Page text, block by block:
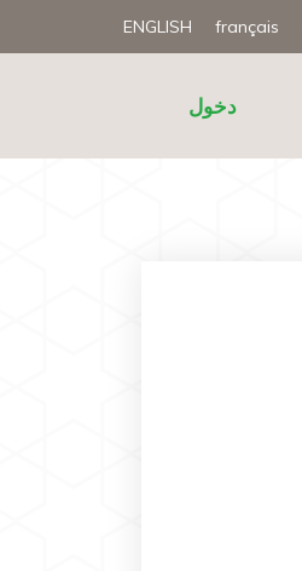
ENGLISH français
دخول